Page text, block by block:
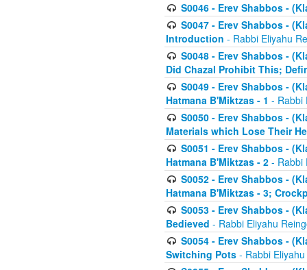
S0046 - Erev Shabbos -
S0047 - Erev Shabbos -
Introduction - Rabbi Eliyahu
S0048 - Erev Shabbos -
Did Chazal Prohibit This;
S0049 - Erev Shabbos -
Hatmana B'Miktzas - 1 - Rabbi
S0050 - Erev Shabbos -
Materials which Lose Their
S0051 - Erev Shabbos -
Hatmana B'Miktzas - 2 - Rabbi
S0052 - Erev Shabbos -
Hatmana B'Miktzas - 3;
S0053 - Erev Shabbos -
Bedieved - Rabbi Eliyahu
S0054 - Erev Shabbos -
Switching Pots - Rabbi